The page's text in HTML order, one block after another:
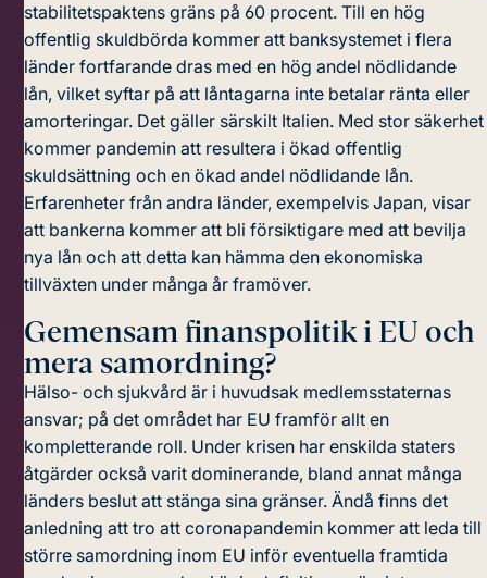
stabilitetspaktens gräns på 60 procent. Till en hög
offentlig skuldbörda kommer att banksystemet i flera
länder fortfarande dras med en hög andel nödlidande
lån, vilket syftar på att låntagarna inte betalar ränta eller
amorteringar. Det gäller särskilt Italien. Med stor säkerhet
kommer pandemin att resultera i ökad offentlig
skuldsättning och en ökad andel nödlidande lån.
Erfarenheter från andra länder, exempelvis Japan, visar
att bankerna kommer att bli försiktigare med att bevilja
nya lån och att detta kan hämma den ekonomiska
tillväxten under många år framöver.
Gemensam finanspolitik i EU och
mera samordning?
Hälso- och sjukvård är i huvudsak medlemsstaternas
ansvar; på det området har EU framför allt en
kompletterande roll. Under krisen har enskilda staters
åtgärder också varit dominerande, bland annat många
länders beslut att stänga sina gränser. Ändå finns det
anledning att tro att coronapandemin kommer att leda till
större samordning inom EU inför eventuella framtida